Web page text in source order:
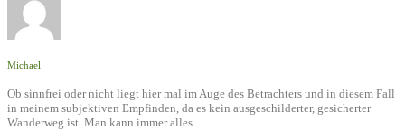
Michael
Ob sinnfrei oder nicht liegt hier mal im Auge des Betrachters und in diesem Fall
in meinem subjektiven Empfinden, da es kein ausgeschilderter, gesicherter
Wanderweg ist. Man kann immer alles…